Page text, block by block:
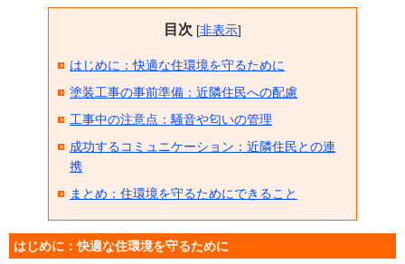
目次 [非表示]
はじめに：快適な住環境を守るために
塗装工事の事前準備：近隣住民への配慮
工事中の注意点：騒音や匂いの管理
成功するコミュニケーション：近隣住民との連
携
まとめ：住環境を守るためにできること
はじめに：快適な住環境を守るために